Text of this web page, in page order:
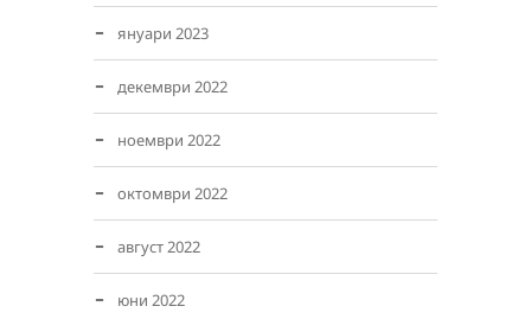
януари 2023
декември 2022
ноември 2022
октомври 2022
август 2022
юни 2022